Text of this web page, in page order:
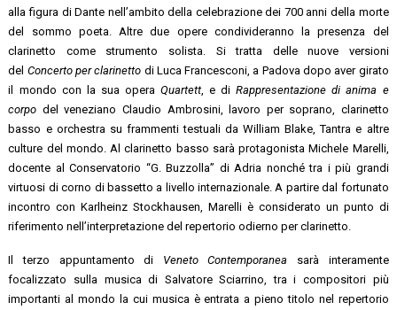
alla figura di Dante nell’ambito della celebrazione dei 700 anni della morte
del sommo poeta. Altre due opere condivideranno la presenza del
clarinetto come strumento solista. Si tratta delle nuove versioni
del Concerto per clarinetto di Luca Francesconi, a Padova dopo aver girato
il mondo con la sua opera Quartett, e diRappresentazione di anima e
corpo del veneziano Claudio Ambrosini, lavoro per soprano, clarinetto
basso e orchestra su frammenti testuali da William Blake, Tantra e altre
culture del mondo. Al clarinetto basso sarà protagonista Michele Marelli,
docente al Conservatorio “G. Buzzolla” di Adria nonché tra i più grandi
virtuosi di corno di bassetto a livello internazionale. A partire dal fortunato
incontro con Karlheinz Stockhausen, Marelli è considerato un punto di
riferimento nell’interpretazione del repertorio odierno per clarinetto.
Il terzo appuntamento di Veneto Contemporanea sarà interamente
focalizzato sulla musica di Salvatore Sciarrino, tra i compositori più
importanti al mondo la cui musica è entrata a pieno titolo nel repertorio